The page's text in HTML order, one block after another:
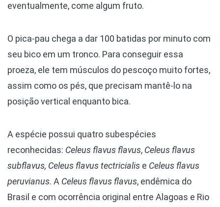
eventualmente, come algum fruto.
O pica-pau chega a dar 100 batidas por minuto com
seu bico em um tronco. Para conseguir essa
proeza, ele tem músculos do pescoço muito fortes,
assim como os pés, que precisam mantê-lo na
posição vertical enquanto bica.
A espécie possui quatro subespécies
reconhecidas: Celeus flavus flavus, Celeus flavus
subflavus, Celeus flavus tectricialis e Celeus flavus
peruvianus. A Celeus flavus flavus, endêmica do
Brasil e com ocorrência original entre Alagoas e Rio